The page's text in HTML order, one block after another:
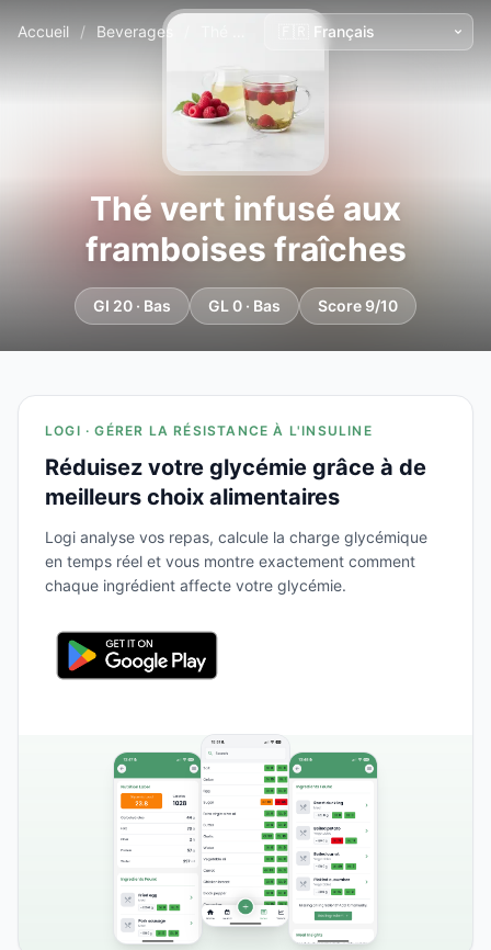
Accueil / Beverages
Thé vert infusé aux
framboises fraîches
GI 20 · Bas GL 0 · Bas Score 9/10
LOGI · GÉRER LA RÉSISTANCE À L'INSULINE
Réduisez votre glycémie grâce à de
meilleurs choix alimentaires
Logi analyse vos repas, calcule la charge glycémique
en temps réel et vous montre exactement comment
chaque ingrédient affecte votre glycémie.